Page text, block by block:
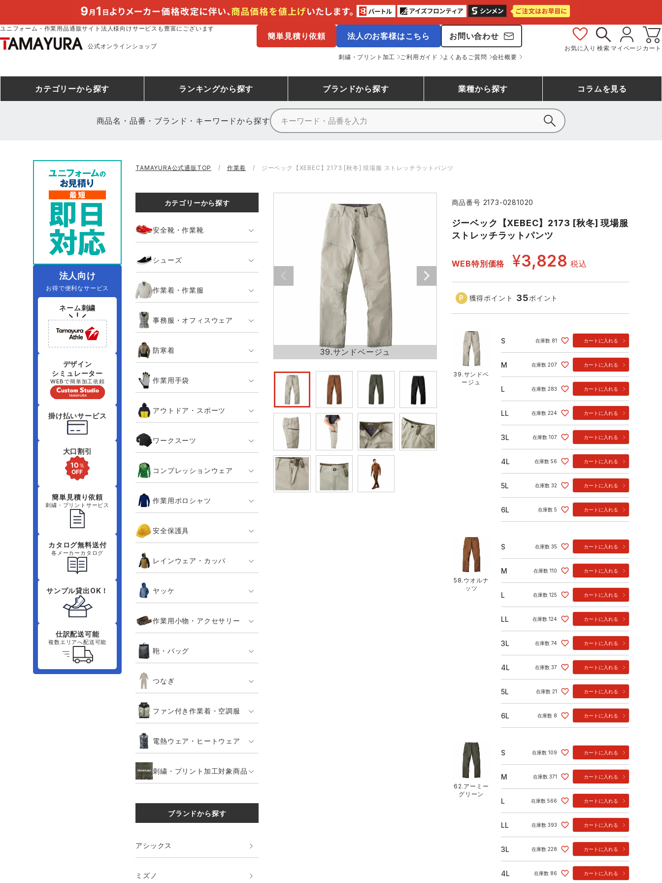
ユニフォーム・作業用品通販サイト法人様向けサービスも豊富にございます
公式オンラインショップ
簡単見積り依頼 法人のお客様はこちら お問い合わせ
刺繍・プリント加工 ご利用ガイド よくあるご質問 会社概要
お気に入り 検索 マイページ カート
カテゴリーから探す
防寒着
コンプレッションウェア 作業用ポロシャツ 安全保護具 レインウェア・カッパ
ヤッケ 作業用小物・アクセサリー類 鞄・バッグ類 つなぎ
ファン付きウェア（空調服シリー
ズ）
電熱ウェア・ヒートウェア 刺繍・プリント加工対象商品
ランキングから探す
ミズノ安全靴ランキング
空調服ランキング コンプレッションウェアランキング 作業用ポロシャツランキング 作業用手袋ランキング
レインウェアランキング アイズフロンティア ランキング TSDESIGN ランキング コーコス ランキング
アイトス ランキング ジーベック ランキング
ネーム刺繍・プリント加工対象商品
作業着
ニット
ファン付きウェア
防寒
カジュアル
ブランドから探す
アイズフロンティア
クロダルマ 桑和 山田辰 クレヒフク
住商モンブラン ボンマックス GUSH FORCE CUP
シンメン 日進ゴム ハイパーV 丸五
タカヤ商事 エアークラフト 自重堂 サーヴォ セロリー 大阪支店
アタックベース サンエス 中塚被服 イーブンリバー スターライト工業 東洋物産工業
藤井電工 福山ゴム工業
ビッグボーン商事株式会
社
業種から探す
農作業服
DIY・日曜大工作業服 飲食店ユニフォーム 運送・倉庫作業服 清掃・ビルメンテ作業服
夜間・高視認性安全服 医療白衣・介護服
コラムを見る
商品名・品番・ブランド・キーワードから探す
法人向け
お得で便利なサービス
ネーム刺繍
デザイン
シミュレーター
WEBで簡単加工依頼
掛け払いサービス
大口割引
簡単見積り依頼
刺繍・プリントサービス
カタログ無料送付
各メーカーカタログ
サンプル貸出OK！
仕訳配送可能
複数エリアへ配送可能
TAMAYURA公式通販TOP 作業着 ジーベック【XEBEC】2173 [秋冬] 現場服 ストレッチラットパンツ
カテゴリーから探す
安全靴・作業靴
シューズ
作業着・作業服
事務服・オフィスウェア
防寒着
作業用手袋
アウトドア・スポーツ
ワークスーツ
コンプレッションウェア
作業用ポロシャツ
安全保護具
レインウェア・カッパ
ヤッケ
作業用小物・アクセサリー
鞄・バッグ
つなぎ
ファン付き作業着・空調服
電熱ウェア・ヒートウェア
刺繍・プリント加工対象商品
ブランドから探す
アシックス
ミズノ
39.サンドベージュ 58.ウオルナッツ
商品番号 2173-0281020
ジーベック【XEBEC】2173 [秋冬] 現場服
ストレッチラットパンツ
WEB特別価格 ¥3,828 税込
獲得ポイント 35ポイント
39.サンドベ
ージュ
S 在庫数 81 カートに入れる
M 在庫数 207 カートに入れる
L 在庫数 283 カートに入れる
LL 在庫数 224 カートに入れる
3L 在庫数 107 カートに入れる
4L 在庫数 56 カートに入れる
5L 在庫数 32 カートに入れる
6L 在庫数 5 カートに入れる
58.ウオルナ
ッツ
S 在庫数 35 カートに入れる
M 在庫数 110 カートに入れる
L 在庫数 125 カートに入れる
LL 在庫数 124 カートに入れる
3L 在庫数 74 カートに入れる
4L 在庫数 37 カートに入れる
5L 在庫数 21 カートに入れる
6L 在庫数 8 カートに入れる
62.アーミー
グリーン
S 在庫数 109 カートに入れる
M 在庫数 371 カートに入れる
L 在庫数 566 カートに入れる
LL 在庫数 393 カートに入れる
3L 在庫数 228 カートに入れる
4L 在庫数 86 カートに入れる